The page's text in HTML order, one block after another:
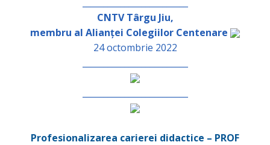
CNTV Târgu Jiu,
membru al Alianței Colegiilor Centenare
24 octombrie 2022
Profesionalizarea carierei didactice – PROF